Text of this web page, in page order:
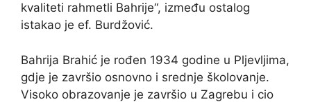
kvaliteti rahmetli Bahrije“, između ostalog
istakao je ef. Burdžović.
Bahrija Brahić je rođen 1934 godine u Pljevljima,
gdje je završio osnovno i srednje školovanje.
Visoko obrazovanje je završio u Zagrebu i cio